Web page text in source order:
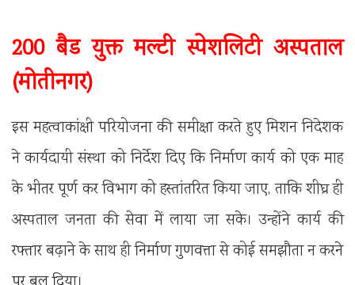
200 बैड युक्त मल्टी स्पेशलिटी अस्पताल
(मोतीनगर)
इस महत्वाकांक्षी परियोजना की समीक्षा करते हुए मिशन निदेशक
ने कार्यदायी संस्था को निर्देश दिए कि निर्माण कार्य को एक माह
के भीतर पूर्ण कर विभाग को हस्तांतरित किया जाए, ताकि शीघ्र ही
अस्पताल जनता की सेवा में लाया जा सके। उन्होंने कार्य की
रफ्तार बढ़ाने के साथ ही निर्माण गुणवत्ता से कोई समझौता न करने